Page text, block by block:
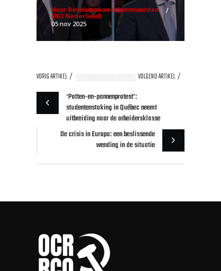
door Revolutionaire Communisten
(RCI Nederland)
05 nov 2025
VORIG ARTIKEL
VOLGEND ARTIKEL
‘Potten-en-pannenprotest’:
studentenstaking in Québec neemt
uitbreiding naar de arbeidersklasse
De crisis in Europa: een beslissende
wending in de situatie